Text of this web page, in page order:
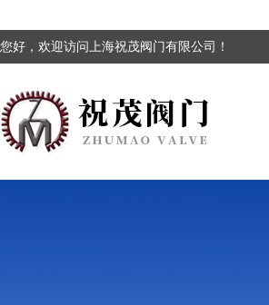
您好，欢迎访问上海祝茂阀门有限公司！